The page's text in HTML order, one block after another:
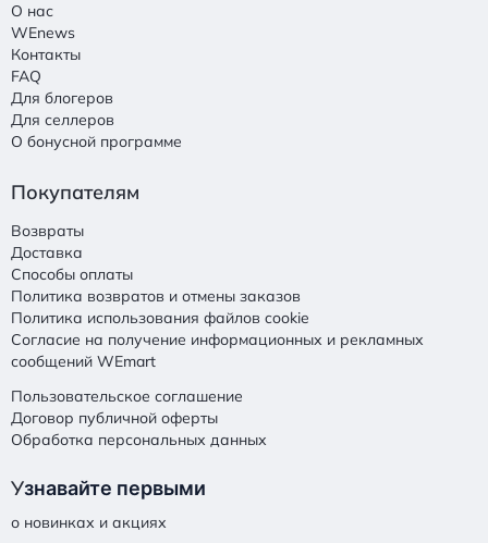
О нас
WEnews
Контакты
FAQ
Для блогеров
Для селлеров
О бонусной программе
Покупателям
Возвраты
Доставка
Способы оплаты
Политика возвратов и отмены заказов
Политика использования файлов cookie
Согласие на получение информационных и рекламных
сообщений WEmart
Пользовательское соглашение
Договор публичной оферты
Обработка персональных данных
Узнавайте первыми
о новинках и акциях